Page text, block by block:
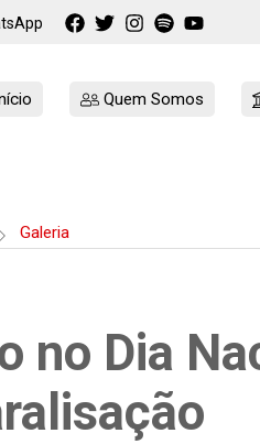
Quem Somos
Galeria
no Dia